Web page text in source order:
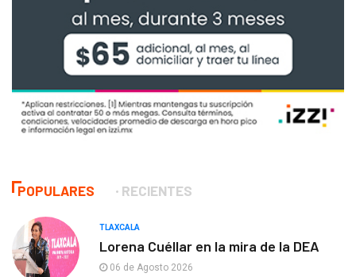
POPULARES RECIENTES
TLAXCALA
Lorena Cuéllar en la mira de la DEA
06 de Agosto 2026